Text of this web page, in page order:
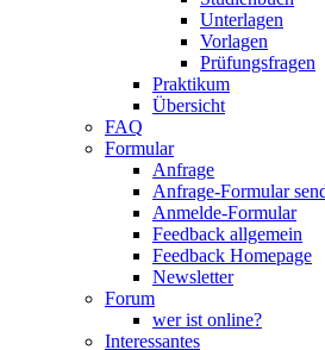
Unterlagen
Vorlagen
Prüfungsfragen
Praktikum
Übersicht
FAQ
Formular
Anfrage
Anfrage-Formular
Anmelde-Formular
Feedback allgemein
Feedback Homepage
Newsletter
Forum
wer ist online?
Interessantes